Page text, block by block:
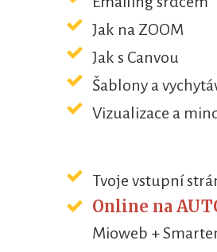
Jak na ZOOM
Jak s Canvou
Šablony a
Vizualizace a
Tvoje vstupní
Online na
Mioweb +